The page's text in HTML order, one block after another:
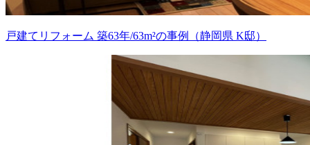
戸建てリフォーム 築63年/63m²の事例（静岡県 K邸）